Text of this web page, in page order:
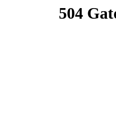
504